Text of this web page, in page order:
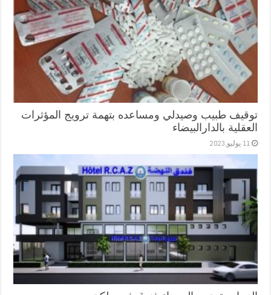
توقيف طبيب وصيدلي ومساعده بتهمة ترويج المؤثرات
العقلية بالدارالبيضاء
11 يوليو,2023